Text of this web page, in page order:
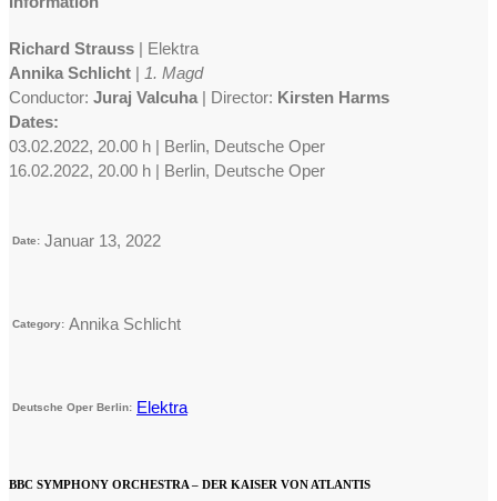
Richard Strauss | Elektra
Annika Schlicht | 1. Magd
Conductor: Juraj Valcuha | Director: Kirsten Harms
Dates:
03.02.2022, 20.00 h | Berlin, Deutsche Oper
16.02.2022, 20.00 h | Berlin, Deutsche Oper
Date: Januar 13, 2022
Category: Annika Schlicht
Deutsche Oper Berlin: Elektra
BBC SYMPHONY ORCHESTRA – DER KAISER VON ATLANTIS